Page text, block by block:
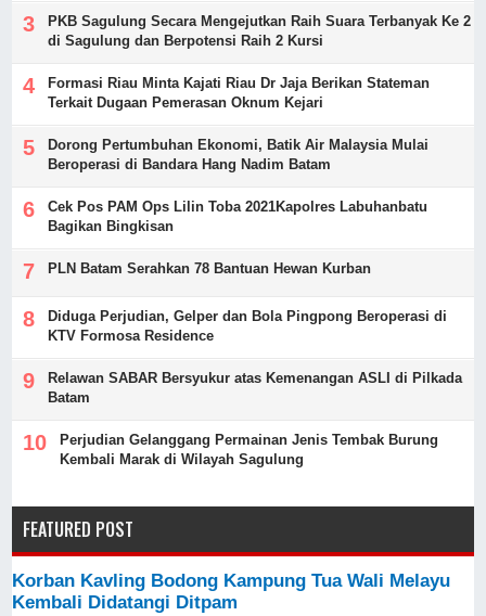
PKB Sagulung Secara Mengejutkan Raih Suara Terbanyak Ke 2
di Sagulung dan Berpotensi Raih 2 Kursi
Formasi Riau Minta Kajati Riau Dr Jaja Berikan Stateman
Terkait Dugaan Pemerasan Oknum Kejari
Dorong Pertumbuhan Ekonomi, Batik Air Malaysia Mulai
Beroperasi di Bandara Hang Nadim Batam
Cek Pos PAM Ops Lilin Toba 2021Kapolres Labuhanbatu
Bagikan Bingkisan
PLN Batam Serahkan 78 Bantuan Hewan Kurban
Diduga Perjudian, Gelper dan Bola Pingpong Beroperasi di
KTV Formosa Residence
Relawan SABAR Bersyukur atas Kemenangan ASLI di Pilkada
Batam
Perjudian Gelanggang Permainan Jenis Tembak Burung
Kembali Marak di Wilayah Sagulung
FEATURED POST
Korban Kavling Bodong Kampung Tua Wali Melayu
Kembali Didatangi Ditpam